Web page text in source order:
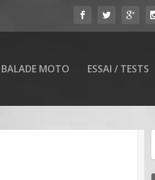
BALADE MOTO ESSAI / TESTS